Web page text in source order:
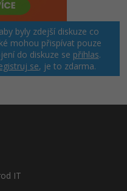
byly zdejší diskuze co
mohou přispívat pouze
do diskuze se přihlas.
se, je to zdarma.
IT